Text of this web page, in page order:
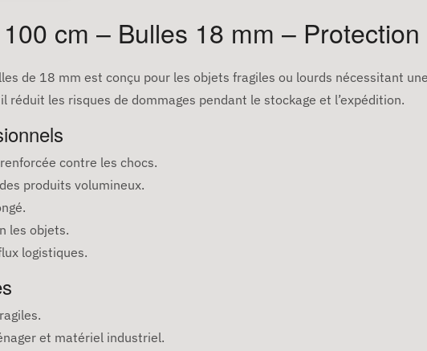
cm – Bulles 18 mm –
de 18 mm est conçu pour les objets fragiles ou lourds nécessitant
réduit les risques de dommages pendant le stockage et l’expédition.
contre les chocs.
produits volumineux.
les objets.
logistiques.
et matériel industriel.